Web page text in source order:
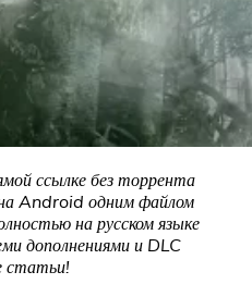
ссылке без торрента
Android одним файлом
на русском языке
дополнениями и DLC
статьи!